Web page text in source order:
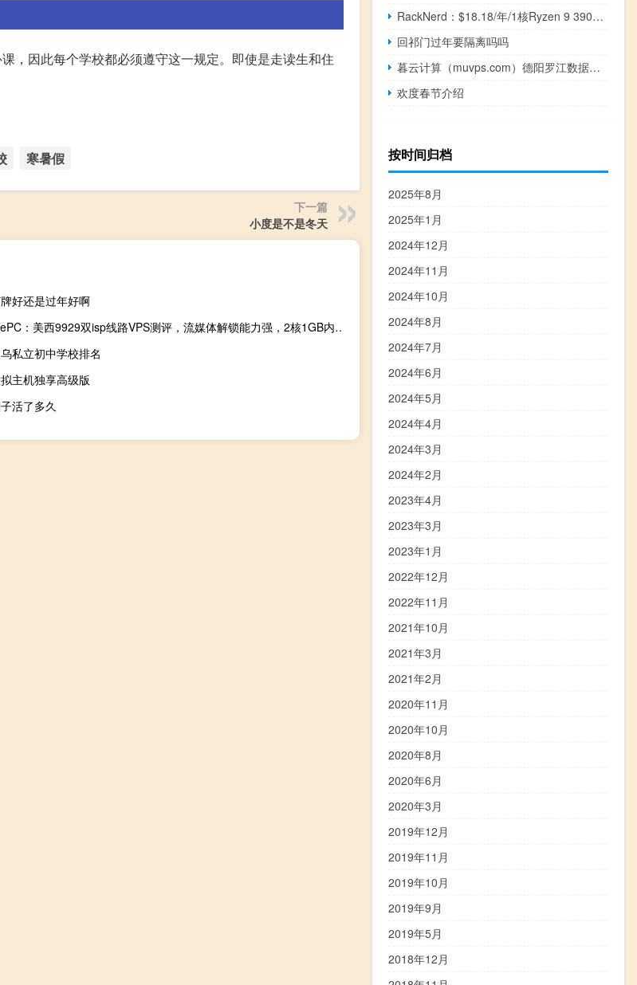
，因此每个学校都必须遵守这一规定。即使是走读生和住
寒暑假
下一篇
小度是不是冬天
好还是过年好啊
WePC：美西9929双isp线路VPS测评，流媒体解锁能力强，2核1GB内存/300 Mbps@1 TB，月付33.9元起
乌私立初中学校排名
主机独享高级版
活了多久
RackNerd：$18.18/年/1核Ryzen 9 3900X/1G内存/24G NVMe硬盘/2.5T流量/1Gbps端口/KVM/西雅图
回祁门过年要隔离吗吗
暮云计算（muvps.com）德阳罗江数据中心深度测评
欢度春节介绍
按时间归档
2025年8月
2025年1月
2024年12月
2024年11月
2024年10月
2024年8月
2024年7月
2024年6月
2024年5月
2024年4月
2024年3月
2024年2月
2023年4月
2023年3月
2023年1月
2022年12月
2022年11月
2021年10月
2021年3月
2021年2月
2020年11月
2020年10月
2020年8月
2020年6月
2020年3月
2019年12月
2019年11月
2019年10月
2019年9月
2019年5月
2018年12月